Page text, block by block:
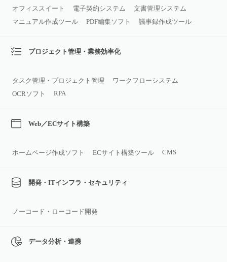
オフィススイート 電子契約システム
文書管理システム
マニュアル作成ツール
PDF編集ソフト 議事録作成ツール
プロジェクト管理・業務効率化
タスク管理・プロジェクト管理
ワークフローシステム
OCRソフト
RPA
Web／ECサイト構築
ホームページ作成ソフト ECサイト構築ツール CMS
開発・ITインフラ・セキュリティ
ノーコード・ローコード開発
データ分析・連携